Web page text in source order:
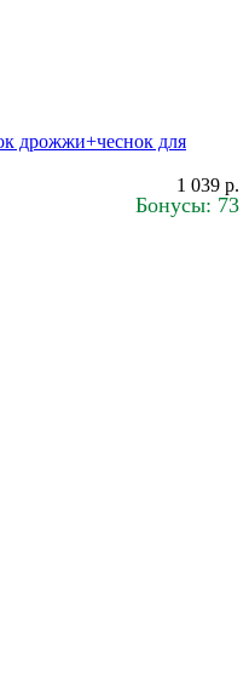
дрожжи+чеснок для
1 039 р.
Бонусы: 73